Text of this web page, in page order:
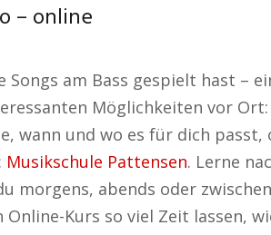
– online
am Bass gespielt hast –
Möglichkeiten vor Ort:
wann und wo es für dich
Musikschule Pattensen. Lerne
morgens, abends oder
Kurs so viel Zeit lassen,